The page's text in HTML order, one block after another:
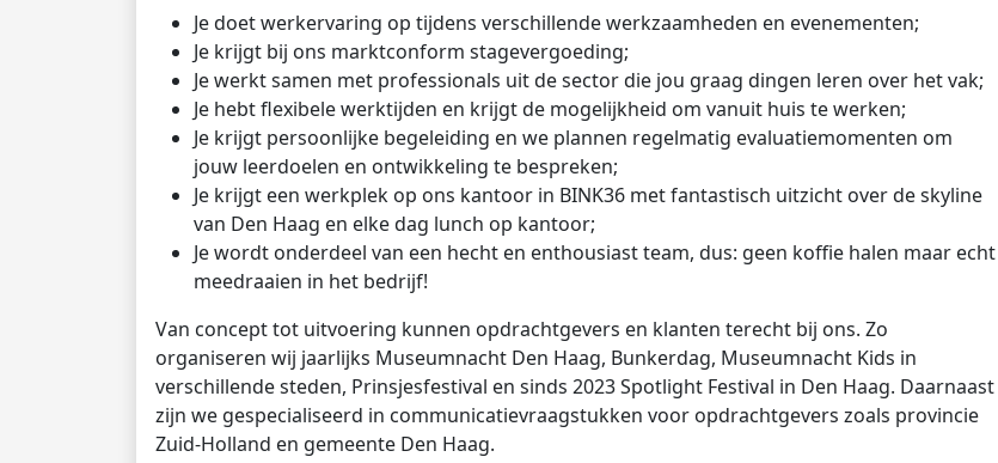
Je doet werkervaring op tijdens verschillende werkzaamheden en evenementen;
Je krijgt bij ons marktconform stagevergoeding;
Je werkt samen met professionals uit de sector die jou graag dingen leren over het vak;
Je hebt flexibele werktijden en krijgt de mogelijkheid om vanuit huis te werken;
Je krijgt persoonlijke begeleiding en we plannen regelmatig evaluatiemomenten om
jouw leerdoelen en ontwikkeling te bespreken;
Je krijgt een werkplek op ons kantoor in BINK36 met fantastisch uitzicht over de skyline
van Den Haag en elke dag lunch op kantoor;
Je wordt onderdeel van een hecht en enthousiast team, dus: geen koffie halen maar echt
meedraaien in het bedrijf!
Van concept tot uitvoering kunnen opdrachtgevers en klanten terecht bij ons. Zo
organiseren wij jaarlijks Museumnacht Den Haag, Bunkerdag, Museumnacht Kids in
verschillende steden, Prinsjesfestival en sinds 2023 Spotlight Festival in Den Haag. Daarnaast
zijn we gespecialiseerd in communicatievraagstukken voor opdrachtgevers zoals provincie
Zuid-Holland en gemeente Den Haag.